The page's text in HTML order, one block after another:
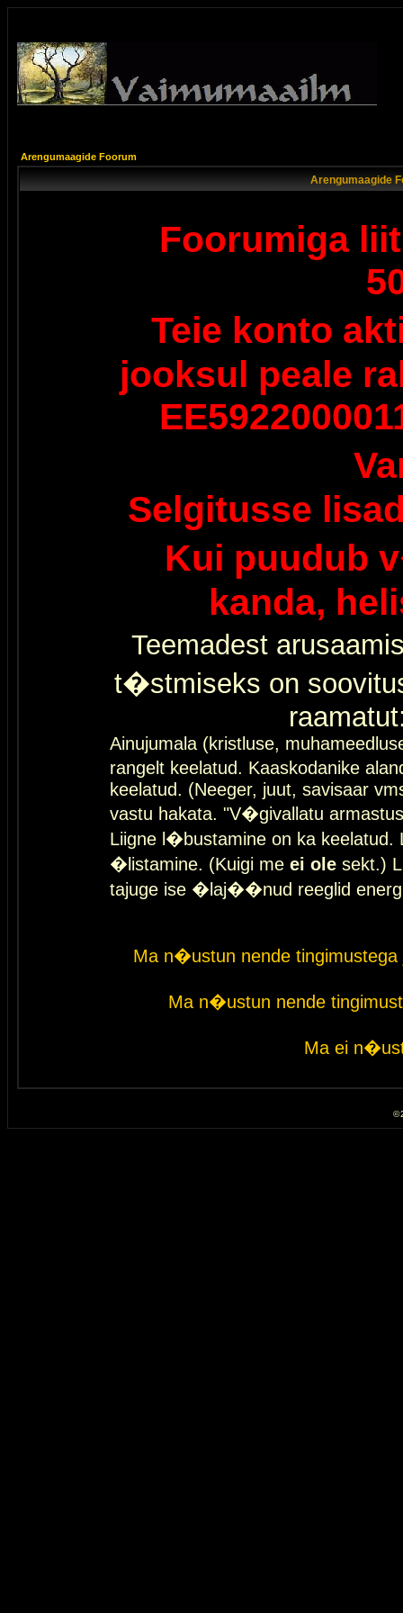
Arengumaagide Foorum
Arengumaagide
Foorumiga
Teie konto
jooksul peale
Selgitusse
Kui puudub
kanda,
Teemadest
t�stmiseks on
Ainujumala (kristluse,
rangelt keelatud. Kaaskodanike
keelatud. (Neeger, juut, savisaar
vastu hakata. "V�givallatu
Liigne l�bustamine on ka keelatud.
�listamine. (Kuigi me ei ole sekt.)
tajuge ise �laj��nud reeglid
Ma n�ustun nende
Ma n�ustun nende
Ma ei
©